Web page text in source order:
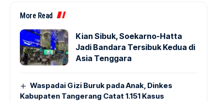
More Read
Kian Sibuk, Soekarno-Hatta
Jadi Bandara Tersibuk Kedua di
Asia Tenggara
Waspadai Gizi Buruk pada Anak, Dinkes
Kabupaten Tangerang Catat 1.151 Kasus